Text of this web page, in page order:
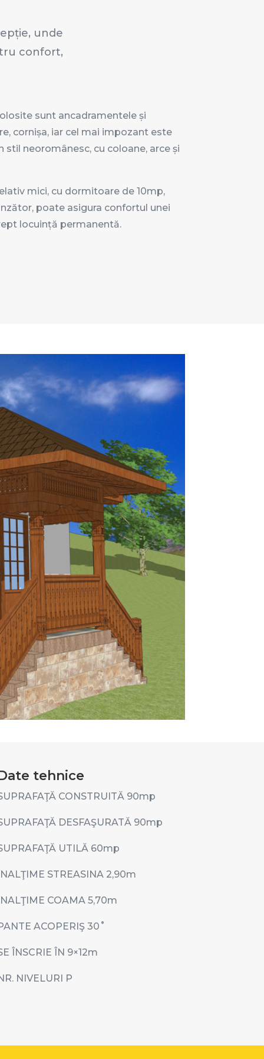
unde
confort,
sunt ancadramentele și
cornișa, iar cel mai impozant este
neoromânesc, cu coloane, arce și
mici, cu dormitoare de 10mp,
poate asigura confortul unei
locuință permanentă.
tehnice
CONSTRUITĂ 90mp
DESFAŞURATĂ 90mp
UTILĂ 60mp
STREASINA 2,90m
COAMA 5,70m
ACOPERIŞ 30 ˚
ÎNSCRIE ÎN 9×12m
NIVELURI P